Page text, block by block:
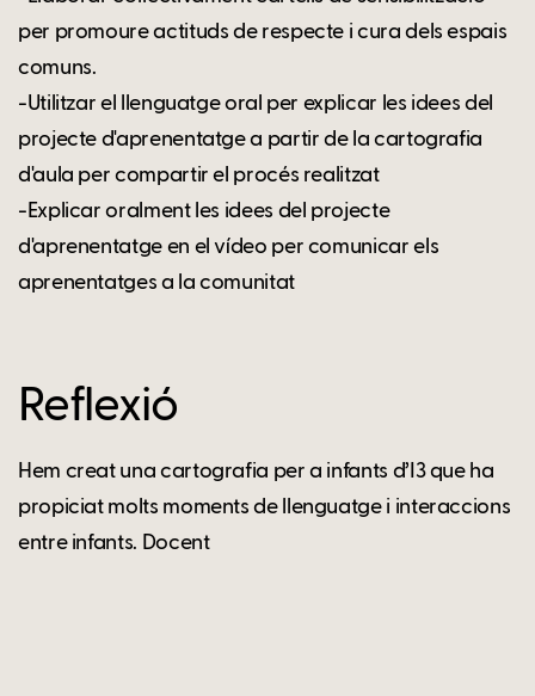
per promoure actituds de respecte i cura dels espais
comuns.
-Utilitzar el llenguatge oral per explicar les idees del
projecte d'aprenentatge a partir de la cartografia
d'aula per compartir el procés realitzat
-Explicar oralment les idees del projecte
d'aprenentatge en el vídeo per comunicar els
aprenentatges a la comunitat
Reflexió
Hem creat una cartografia per a infants d’I3 que ha
propiciat molts moments de llenguatge i interaccions
entre infants. Docent